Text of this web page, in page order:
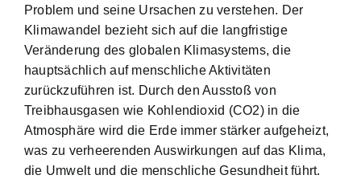
Problem und seine Ursachen zu verstehen. Der
Klimawandel bezieht sich auf die langfristige
Veränderung des globalen Klimasystems, die
hauptsächlich auf menschliche Aktivitäten
zurückzuführen ist. Durch den Ausstoß von
Treibhausgasen wie Kohlendioxid (CO2) in die
Atmosphäre wird die Erde immer stärker aufgeheizt,
was zu verheerenden Auswirkungen auf das Klima,
die Umwelt und die menschliche Gesundheit führt.